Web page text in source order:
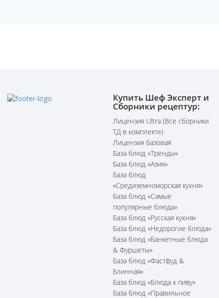
Купить Шеф Эксперт и
Сборники рецептур:
Лицензия Ultra (Все сборники
ТД в комплекте)
Лицензия Базовая
База блюд «Тренды»
База блюд «Азия»
База блюд
«Средиземноморская кухня»
База блюд «Самые
популярные блюда»
База блюд «Русская кухня»
База блюд «Недорогие блюда»
База блюд «Банкетные блюда
& Фуршеты»
База блюд «Фастфуд &
Блинная»
База блюд «Блюда к пиву»
База блюд «Правильное